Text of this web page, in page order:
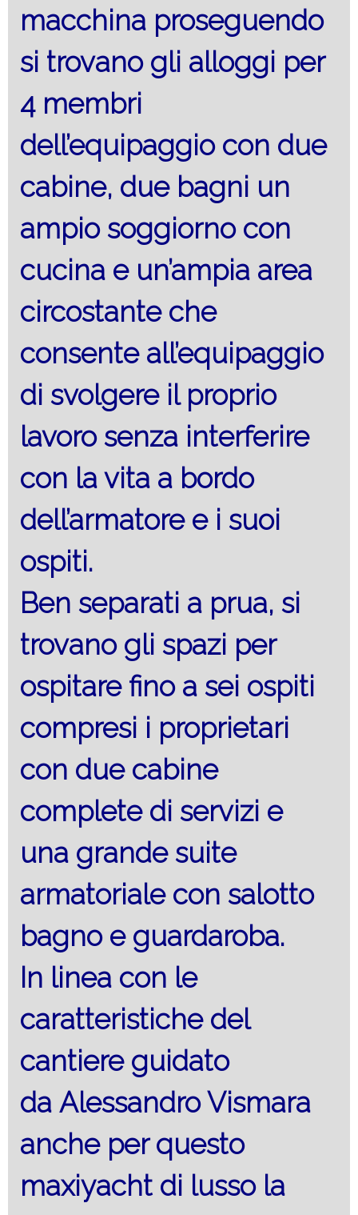
macchina proseguendo
si trovano gli alloggi per
4 membri
dell’equipaggio con due
cabine, due bagni un
ampio soggiorno con
cucina e un’ampia area
circostante che
consente all’equipaggio
di svolgere il proprio
lavoro senza interferire
con la vita a bordo
dell’armatore e i suoi
ospiti.
Ben separati a prua, si
trovano gli spazi per
ospitare fino a sei ospiti
compresi i proprietari
con due cabine
complete di servizi e
una grande suite
armatoriale con salotto
bagno e guardaroba.
In linea con le
caratteristiche del
cantiere guidato
da Alessandro Vismara
anche per questo
maxiyacht di lusso la